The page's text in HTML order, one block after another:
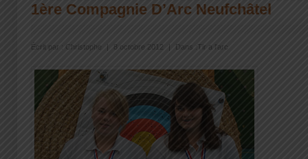
1ère Compagnie D’Arc Neufchâtel
Écrit par : Christophe 8 octobre 2012 Dans : Tir a l'arc